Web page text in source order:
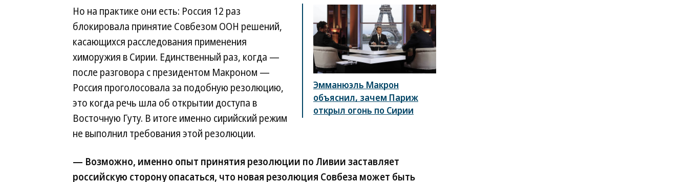
Эмманюэль Макрон
объяснил, зачем Париж
открыл огонь по Сирии
Но на практике они есть: Россия 12 раз
блокировала принятие Совбезом ООН решений,
касающихся расследования применения
химоружия в Сирии. Единственный раз, когда —
после разговора с президентом Макроном —
Россия проголосовала за подобную резолюцию,
это когда речь шла об открытии доступа в
Восточную Гуту. В итоге именно сирийский режим
не выполнил требования этой резолюции.
— Возможно, именно опыт принятия резолюции по Ливии заставляет
российскую сторону опасаться, что новая резолюция Совбеза может быть